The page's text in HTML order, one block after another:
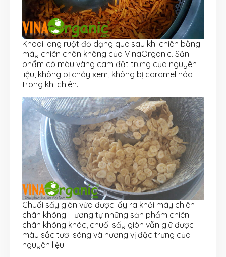
Khoai lang ruột đỏ dạng que sau khi chiên bằng
máy chiên chân không của VinaOrganic. Sản
phẩm có màu vàng cam đặt trưng của nguyên
liệu, không bị cháy xem, không bị caramel hóa
trong khi chiên.
Chuối sấy giòn vừa được lấy ra khỏi máy chiên
chân không. Tương tự những sản phẩm chiên
chân không khác, chuối sấy giòn vẫn giữ được
màu sắc tươi sáng và hương vị đặc trưng của
nguyên liệu.